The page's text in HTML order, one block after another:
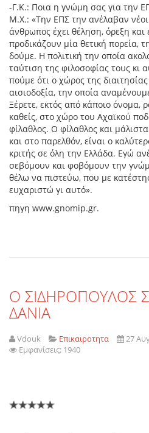
-Γ.Κ.: Ποια η γνώμη σας για την
Μ.Χ.: «Την ΕΠΣ την ανέλαβαν
άνθρωπος έχει θέληση, όρεξη και
προδικάζουν μία θετική πορεία,
δούμε. Η πολιτική την οποία
ταύτιση της φιλοσοφίας τους
πούμε ότι ο χώρος της
αισιοδοξία, την οποία
Ξέρετε, εκτός από κάποιο όνομα,
καθείς, στο χώρο του Αχαϊκού
φίλαθλος. Ο φίλαθλος και
και στο παρελθόν, είναι ο
κριτής σε όλη την Ελλάδα. Εγώ
σεβόμουν και φοβόμουν την
θέλω να πιστεύω, που με
ευχαριστώ γι αυτό».
πηγη www.gnomip.gr.
Ο ΣΙΔΗΡΟΠΟΥΛΟΣ
ΔΑΝΙΑ
Vdouk Επικαιροτητα
27
Εμφανίσεις: 1940